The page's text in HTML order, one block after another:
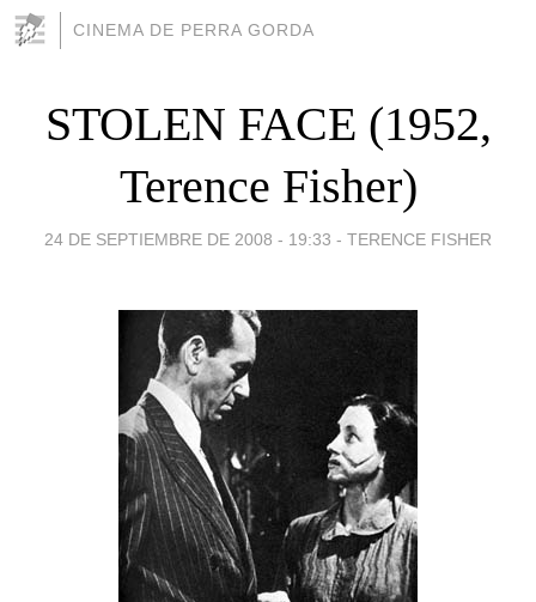
CINEMA DE PERRA GORDA
STOLEN FACE (1952,
Terence Fisher)
24 DE SEPTIEMBRE DE 2008 - 19:33 - TERENCE FISHER